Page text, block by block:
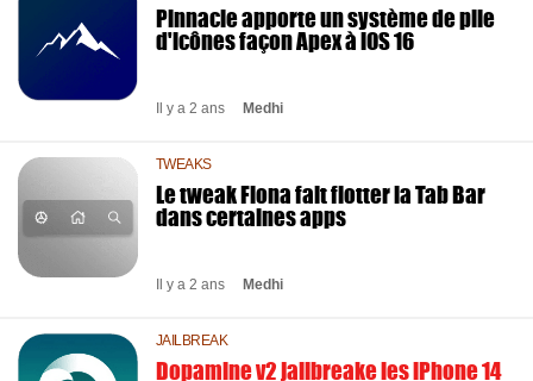
Pinnacle apporte un système de pile
d'icônes façon Apex à iOS 16
Il y a 2 ans Medhi
TWEAKS
Le tweak Fiona fait flotter la Tab Bar
dans certaines apps
Il y a 2 ans Medhi
JAILBREAK
Dopamine v2 jailbreake les iPhone 14